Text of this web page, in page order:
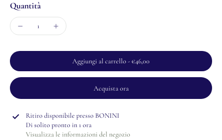
Quantità
Aggiungi al carrello-€46,00
Acquista ora
Ritiro disponibile presso BONINI
Di solito pronto in 1 ora
Visualizza le informazioni del negozio